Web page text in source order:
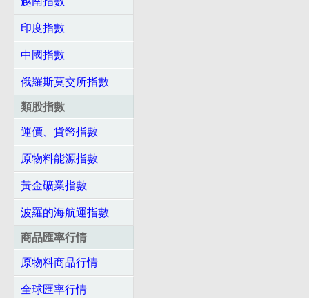
印度指數
中國指數
俄羅斯莫交所指數
類股指數
運價、貨幣指數
原物料能源指數
黃金礦業指數
波羅的海航運指數
商品匯率行情
原物料商品行情
全球匯率行情